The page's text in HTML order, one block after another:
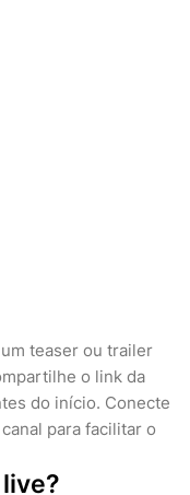
teaser ou trailer
o link da
do início. Conecte
para facilitar o